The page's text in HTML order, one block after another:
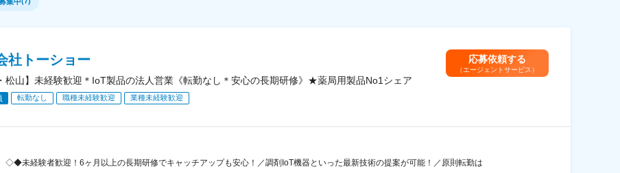
社トーショー
松山】未経験歓迎＊IoT製品の法人営業《転勤なし＊安心の長期研修》★薬局用製品No1シェア
転勤なし 職種未経験歓迎 業種未経験歓迎
応募依頼する
（エージェントサービス）
◇◆未経験者歓迎！6ヶ月以上の長期研修でキャッチアップも安心！／調剤IoT機器といった最新技術の提案が可能！／原則転勤は